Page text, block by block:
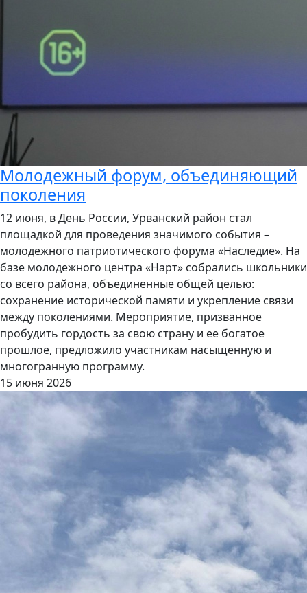
Молодежный форум, объединяющий
поколения
12 июня, в День России, Урванский район стал
площадкой для проведения значимого события –
молодежного патриотического форума «Наследие». На
базе молодежного центра «Нарт» собрались школьники
со всего района, объединенные общей целью:
сохранение исторической памяти и укрепление связи
между поколениями. Мероприятие, призванное
пробудить гордость за свою страну и ее богатое
прошлое, предложило участникам насыщенную и
многогранную программу.
15 июня 2026